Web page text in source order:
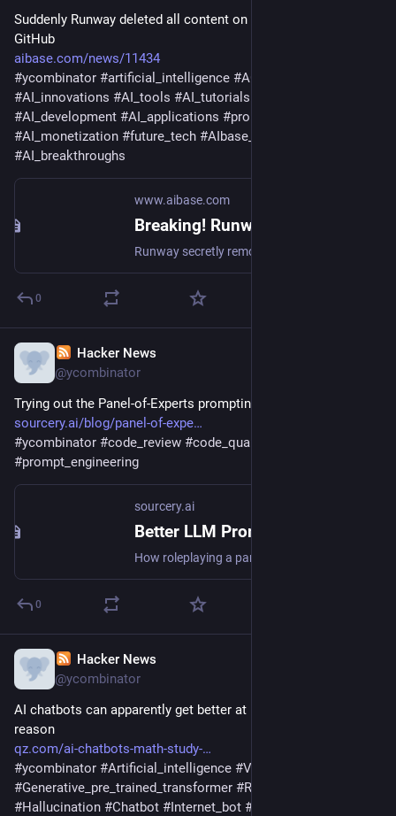
Suddenly Runway deleted all content on HuggingFace and
GitHub
aibase.com/news/11434
#ycombinator #artificial_intelligence #AGI
#AI_innovations #AI_tools #AI_tutorials
#AI_development #AI_applications #prompt_engineering
#AI_monetization #future_tech #AIbase_product_library
#AI_breakthroughs
www.aibase.com
0
Hacker News
@ycombinator
Trying out the Panel-of-Experts prompting strategy for LLMs
sourcery.ai/blog/panel-of-expe
#ycombinator #code_review #code_quality
#prompt_engineering
sourcery.ai
0
Hacker News
@ycombinator
AI chatbots can apparently get better at math for the strangest
reason
qz.com/ai-chatbots-math-study-
#ycombinator #Artificial_intelligence #VMware
#Generative_pre_trained_transformer #Rick_Battle
#Hallucination #Chatbot #Internet_bot #